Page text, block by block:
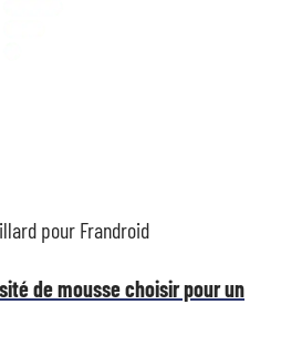
pour Frandroid
de mousse choisir pour un